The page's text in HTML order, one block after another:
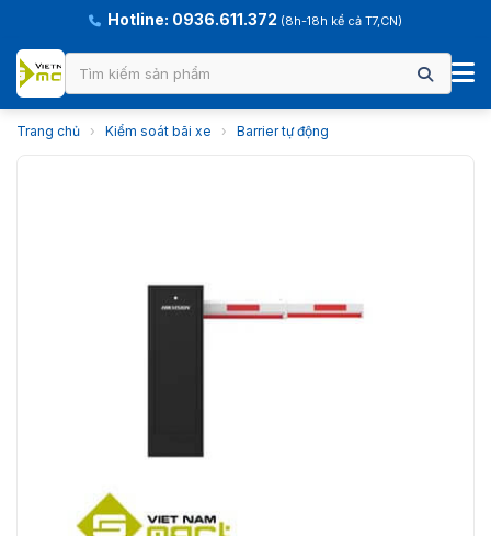
Hotline: 0936.611.372 (8h-18h kể cả T7,CN)
Trang chủ › Kiểm soát bãi xe › Barrier tự động